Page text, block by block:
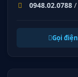
0948.02.0788 /
Gọi điện